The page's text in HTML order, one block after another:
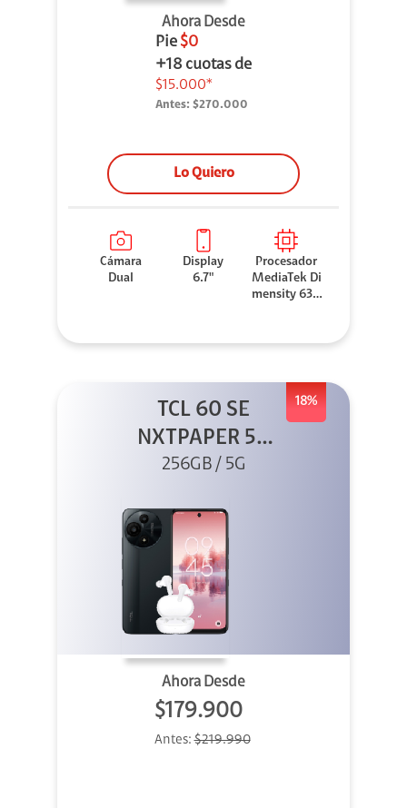
Ahora Desde
Pie $0
+18 cuotas de
$15.000*
Antes: $270.000
Lo Quiero
Cámara
Dual
Display
6.7"
Procesador
MediaTek Di
mensity 630
18%
TCL 60 SE
NXTPAPER 5G
256GB Gris +
256GB / 5G
Ahora Desde
$179.900
Antes:$219.990